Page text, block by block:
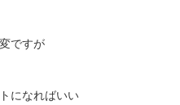
ですが
になればいい